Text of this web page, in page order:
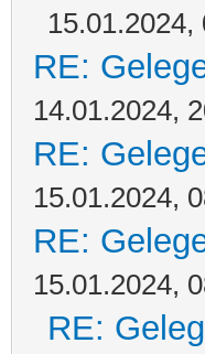
15.01.2024,
RE:
14.01.2024,
RE:
15.01.2024,
RE:
15.01.2024,
RE: